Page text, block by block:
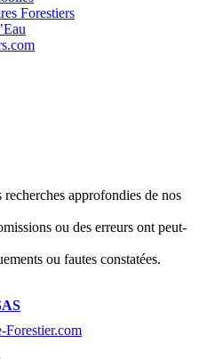
Forestiers
approfondies de nos
ou des erreurs ont peut-
ou fautes constatées.